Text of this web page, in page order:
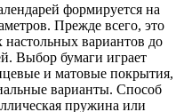
формируется на
Прежде всего, это
вариантов до
Выбор бумаги играет
и матовые покрытия,
варианты. Способ
пружина или